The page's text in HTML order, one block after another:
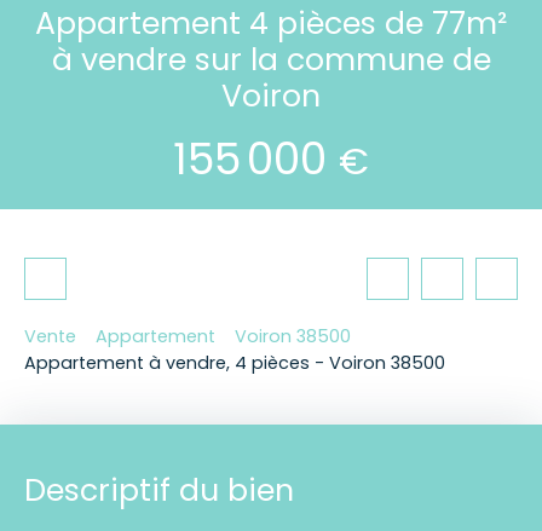
Appartement 4 pièces de 77m²
à vendre sur la commune de
Voiron
155 000 €
Vente Appartement
Voiron 38500
Appartement à vendre, 4 pièces - Voiron 38500
Descriptif du bien